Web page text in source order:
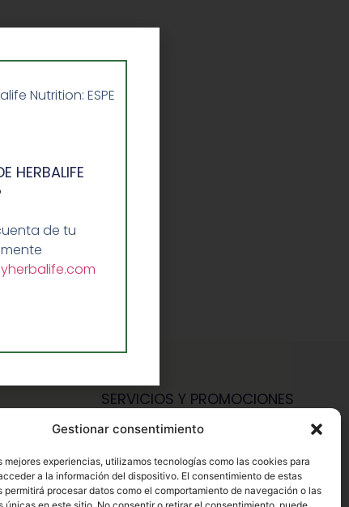
Gestionar consentimiento
mejores experiencias, utilizamos tecnologías como las cookies para
a la información del dispositivo. El consentimiento de estas
permitirá procesar datos como el comportamiento de navegación o las
SERVICIOS Y PROMOCIONES
Hazte Miembro Herbalife
Consulta Nutrición Gratis
Descuentos Vip Herbalife
Nutrition: ESPE
HERBALIFE
de tu